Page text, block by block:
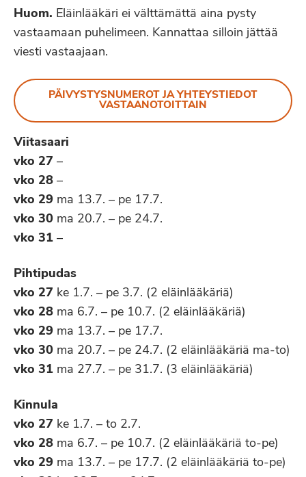
Huom. Eläinlääkäri ei välttämättä aina pysty
vastaamaan puhelimeen. Kannattaa silloin jättää
viesti vastaajaan.
PÄIVYSTYSNUMEROT JA YHTEYSTIEDOT
VASTAANOTOITTAIN
Viitasaari
vko 27 –
vko 28 –
vko 29 ma 13.7. – pe 17.7.
vko 30 ma 20.7. – pe 24.7.
vko 31 –
Pihtipudas
vko 27 ke 1.7. – pe 3.7. (2 eläinlääkäriä)
vko 28 ma 6.7. – pe 10.7. (2 eläinlääkäriä)
vko 29 ma 13.7. – pe 17.7.
vko 30 ma 20.7. – pe 24.7. (2 eläinlääkäriä ma-to)
vko 31 ma 27.7. – pe 31.7. (3 eläinlääkäriä)
Kinnula
vko 27 ke 1.7. – to 2.7.
vko 28 ma 6.7. – pe 10.7. (2 eläinlääkäriä to-pe)
vko 29 ma 13.7. – pe 17.7. (2 eläinlääkäriä to-pe)